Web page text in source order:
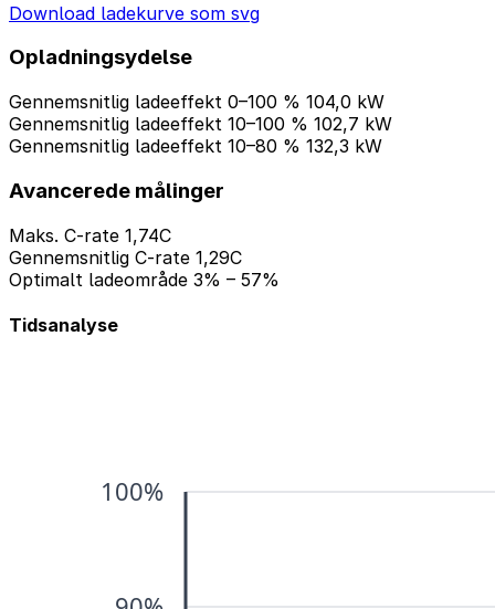
Download ladekurve som svg
Opladningsydelse
Gennemsnitlig ladeeffekt 0–100 % 104,0 kW
Gennemsnitlig ladeeffekt 10–100 % 102,7 kW
Gennemsnitlig ladeeffekt 10–80 % 132,3 kW
Avancerede målinger
Maks. C-rate 1,74C
Gennemsnitlig C-rate 1,29C
Optimalt ladeområde 3% – 57%
Tidsanalyse